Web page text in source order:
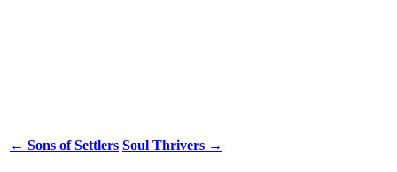
← Sons of Settlers Soul Thrivers →